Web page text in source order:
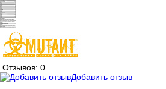
Отзывов: 0
Добавить отзыв